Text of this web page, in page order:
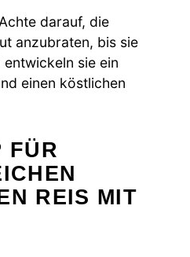
Achte darauf, die
anzubraten, bis sie
sie ein
einen köstlichen
FÜR
REIS MIT